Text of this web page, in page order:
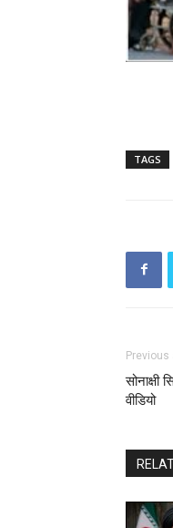
TAGS
Previous
वीडियो